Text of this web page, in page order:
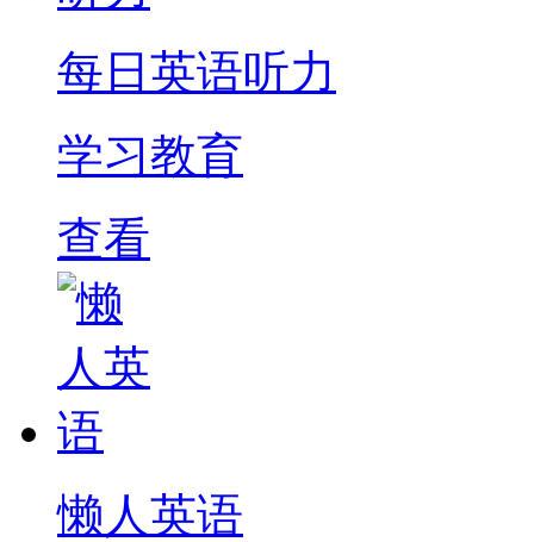
每日英语听力
学习教育
查看
懒人英语